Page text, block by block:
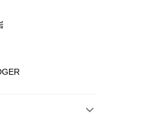
易確認頁面所載為準。
未通過，訂單將自動取
付你分期系統評分，恕
每月結算日後寄送繳費提